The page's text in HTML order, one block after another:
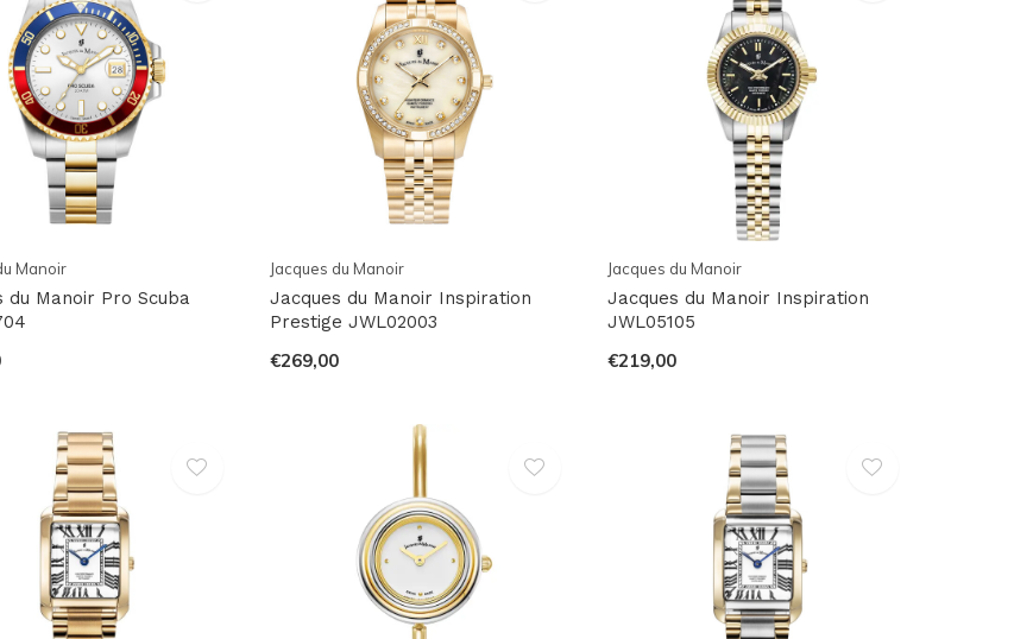
Manoir
du Manoir Pro Scuba
Jacques du Manoir
Jacques du Manoir Inspiration
Prestige JWL02003
€269,00
Jacques du Manoir
Jacques du Manoir Inspiration
JWL05105
€219,00